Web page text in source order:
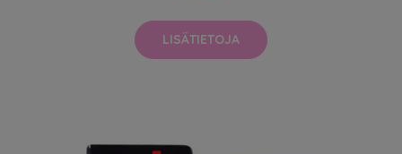
LISÄTIETOJA